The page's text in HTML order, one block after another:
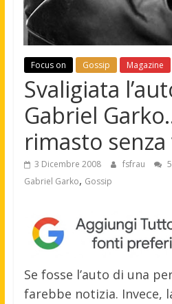
Focus on Gossip Magazine
Svaligiata
Gabriel
rimasto
3 Dicembre 2008 fsfrau
Gabriel Garko, Gossip
Se fosse l’auto di una
farebbe notizia. Invece,